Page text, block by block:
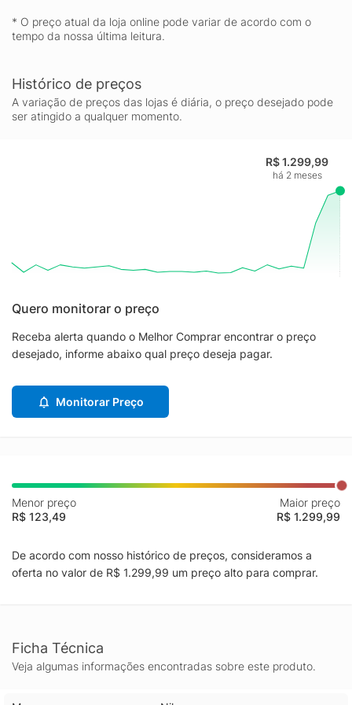
criar produtos que não apenas atendem, mas superam as
expectativas dos consumidores mais exigentes. Seja para um
inovação e design.
* O preço atual da loja online pode variar de acordo com o
tempo da nossa última leitura.
Histórico de preços
A variação de preços das lojas é diária, o preço desejado pode
ser atingido a qualquer momento.
R$ 1.299,99
há 2 meses
Quero monitorar o preço
Receba alerta quando o Melhor Comprar encontrar o preço
desejado, informe abaixo qual preço deseja pagar.
Monitorar Preço
Menor preço
R$ 123,49
Maior preço
R$ 1.299,99
De acordo com nosso histórico de preços, consideramos a
oferta no valor de R$ 1.299,99 um preço alto para comprar.
Ficha Técnica
Veja algumas informações encontradas sobre este produto.